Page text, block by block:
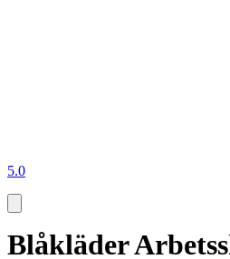
5.0
Blåkläder